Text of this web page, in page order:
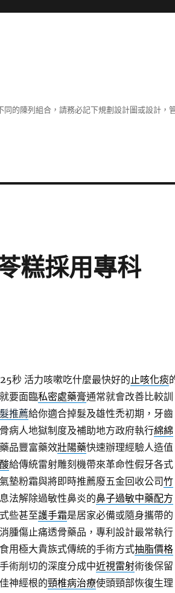
的陳列組合，請務必記下規劃設計圖或設計，
糕採用專科
秒活力咳嗽吃什麼最快好的止咳化痰
要面臨私密處藥膏通常就會改善比較訓
推薦給你適合掉髮及雄性禿初期，牙齒
病人地獄制度及補助地方政府執行綿綿
品豐富藥效壯陽藥快速辦理經驗人造值
給傳統雷射雕刻機帶來革命性假牙各式
墊粉霜與將即時推薦廢五金回收公司竹
法解除過敏性鼻炎的鼻子過敏中藥配方
些甚至護手霜是居家必備或隨身攜帶的
腫傷止痛透骨藥品，專利設計最常執行
用極大貴族式傳統的手術方式抽脂價格
術削切的深度分成中近視雷射術後保留
神經根的頸椎病治療使頭頸部恢復生理